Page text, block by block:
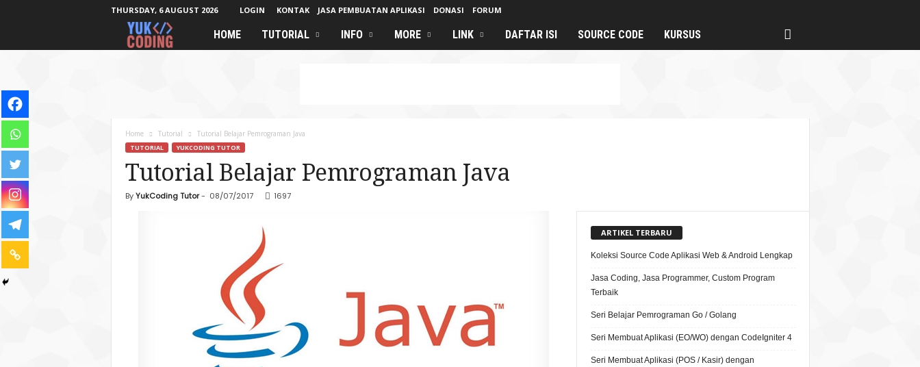
THURSDAY, 6 AUGUST 2026 LOGIN KONTAK JASA PEMBUATAN APLIKASI DONASI FORUM
o
HOME TUTORIAL INFO MORE LINK DAFTAR ISI SOURCE CODE KURSUS
Home Tutorial Tutorial Belajar Pemrograman Java
TUTORIAL YUKCODING TUTOR
Tutorial Belajar Pemrograman Java
By YukCoding Tutor- 08/07/2017 1697
ARTIKEL TERBARU
Koleksi Source Code Aplikasi Web & Android Lengkap
Jasa Coding, Jasa Programmer, Custom Program
Terbaik
Seri Belajar Pemrograman Go / Golang
Seri Membuat Aplikasi (EO/WO) dengan CodeIgniter 4
Seri Membuat Aplikasi (POS / Kasir) dengan